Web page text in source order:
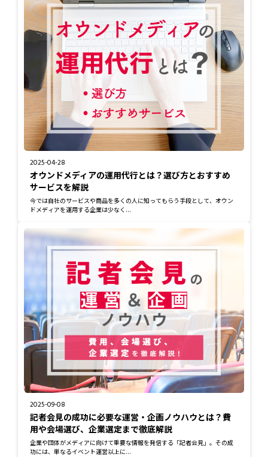
2025-04-28
オウンドメディアの運用代行とは？選び方とおすすめ
サービスを解説
今では自社のサービスや商品を多くの人に知ってもらう手段として、オウン
ドメディアを運用する企業は少なく...
2025-09-08
記者会見の成功に必要な運営・企画ノウハウとは？費
用や会場選び、企業選定まで徹底解説
企業や団体がメディアに向けて重要な情報を発信する「記者会見」。その成
功には、単なるイベント運営以上に...